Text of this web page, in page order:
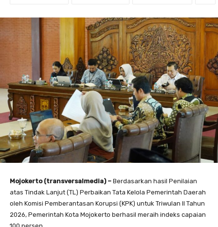
Mojokerto (transversalmedia) – Berdasarkan hasil Penilaian
atas Tindak Lanjut (TL) Perbaikan Tata Kelola Pemerintah Daerah
oleh Komisi Pemberantasan Korupsi (KPK) untuk Triwulan II Tahun
2026, Pemerintah Kota Mojokerto berhasil meraih indeks capaian